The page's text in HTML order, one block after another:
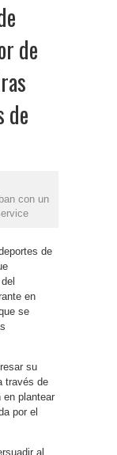
de
de
con un
de
en
se
su
través de
en plantear
por el
al